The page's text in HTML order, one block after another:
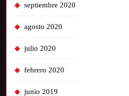
septiembre 2020
agosto 2020
julio 2020
febrero 2020
junio 2019